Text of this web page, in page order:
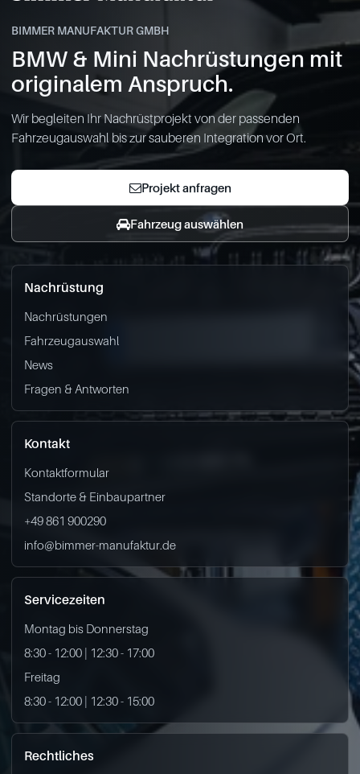
BIMMER MANUFAKTUR GMBH
BMW & Mini Nachrüstungen mit
originalem Anspruch.
Wir begleiten Ihr Nachrüstprojekt von der passenden
Fahrzeugauswahl bis zur sauberen Integration vor Ort.
Projekt anfragen
Fahrzeug auswählen
Nachrüstung
Nachrüstungen
Fahrzeugauswahl
News
Fragen & Antworten
Kontakt
Kontaktformular
Standorte & Einbaupartner
+49 861 900290
info@bimmer-manufaktur.de
Servicezeiten
Montag bis Donnerstag
8:30 - 12:00 | 12:30 - 17:00
Freitag
8:30 - 12:00 | 12:30 - 15:00
Rechtliches